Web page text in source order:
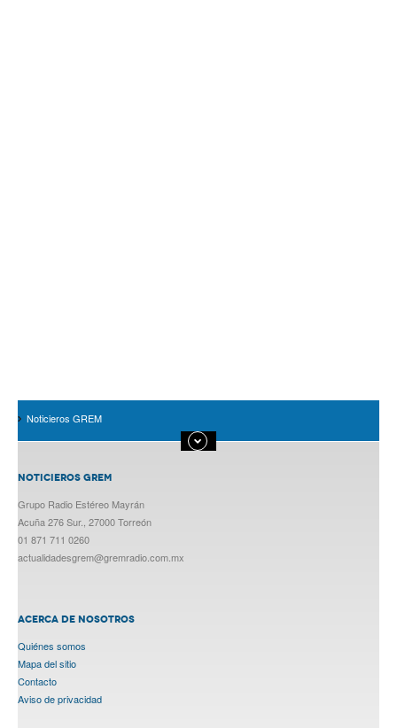
Noticieros GREM
NOTICIEROS GREM
Grupo Radio Estéreo Mayrán
Acuña 276 Sur., 27000 Torreón
01 871 711 0260
actualidadesgrem@gremradio.com.mx
ACERCA DE NOSOTROS
Quiénes somos
Mapa del sitio
Contacto
Aviso de privacidad